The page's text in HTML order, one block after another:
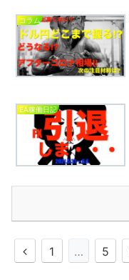
コラム
EA稼働日記
1 … 5